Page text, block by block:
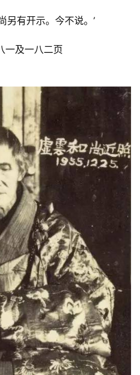
另有开示。今不说。’
一及一八二页